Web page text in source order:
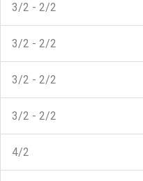
3/2 - 2/2
3/2 - 2/2
3/2 - 2/2
3/2 - 2/2
4/2